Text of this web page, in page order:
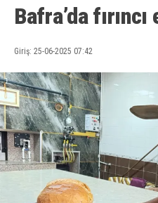
Bafra’da
Giriş: 25-06-2025 07:42